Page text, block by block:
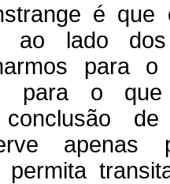
é que
ao lado
para
para o que
apenas
permita